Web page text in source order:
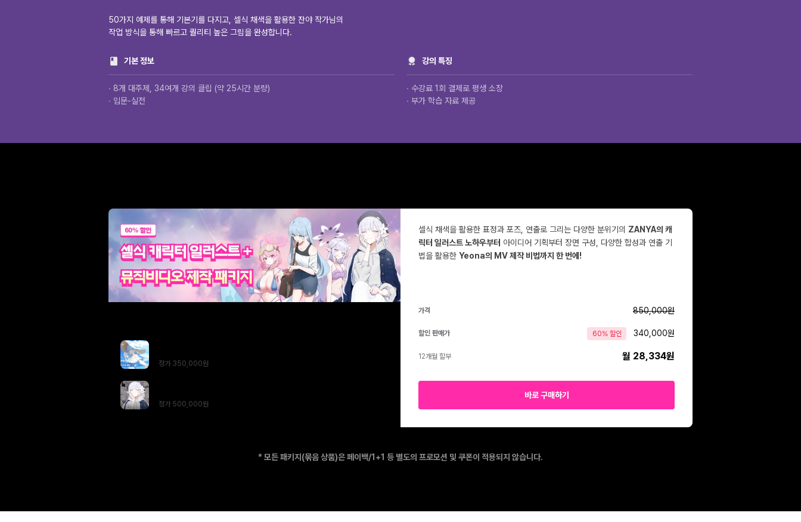
50가지 예제를 통해 기본기를 다지고, 셀식 채색을 활용한 잔야 작가님의
작업 방식을 통해 빠르고 퀄리티 높은 그림을 완성합니다.
기본 정보
∙ 8개 대주제, 34여개 강의 클립 (약 25시간 분량)
∙ 입문-실전
강의 특징
∙ 수강료 1회 결제로 평생 소장
∙ 부가 학습 자료 제공
클래스
정가 350,000원
정가 500,000원
셀식 채색을 활용한 표정과 포즈, 연출로 그리는 다양한 분위기의 ZANYA의 캐
릭터 일러스트 노하우부터 아이디어 기획부터 장면 구성, 다양한 합성과 연출 기
법을 활용한 Yeona의 MV 제작 비법까지 한 번에!
가격 850,000원
할인 판매가 60% 할인 340,000원
12개월 할부 월 28,334원
바로 구매하기
* 모든 패키지(묶음 상품)은 페이백/1+1 등 별도의 프로모션 및 쿠폰이 적용되지 않습니다.